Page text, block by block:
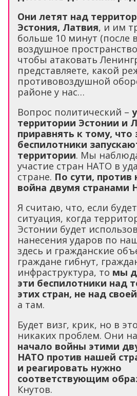
Они летят над
Эстония, Латвия, и им
больше 10 минут (после
воздушное
чтобы атаковать
представляете, какой
противовоздушной
районе у нас…
Вопрос политический –
территории Эстонии и
приравнять к тому, что
беспилотники
территории. Мы
участие стран НАТО в
стране. По сути, против
война двумя странами
Я считаю, что, если
ситуация, когда
Эстонии будет
нанесения ударов по
здесь и гражданские
граждане гибнут,
инфраструктура, то мы
эти беспилотники над
этих стран, не над
а там.
Будет визг, крик, но в
никаких проблем. Они
начало войны этими
НАТО против нашей
и реагировать нужно
соответствующим
Кнутов.